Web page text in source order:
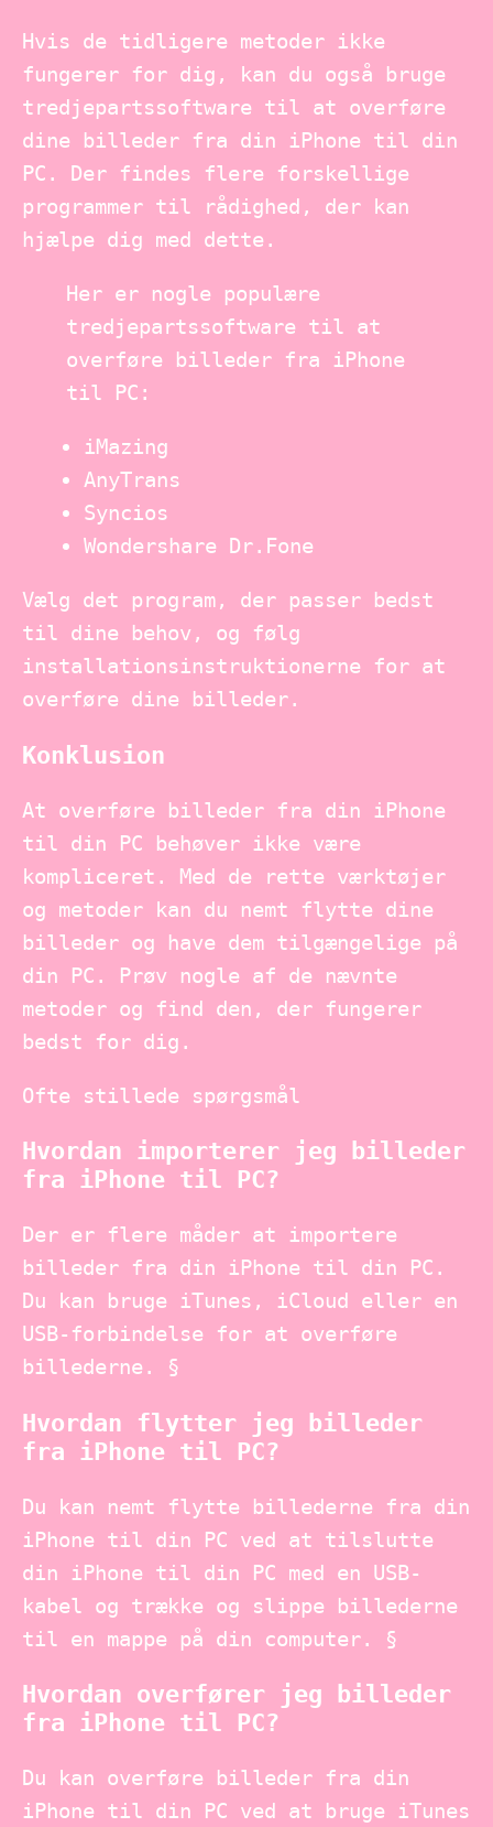
Hvis de tidligere metoder ikke
fungerer for dig, kan du også bruge
tredjepartssoftware til at overføre
dine billeder fra din iPhone til din
PC. Der findes flere forskellige
programmer til rådighed, der kan
hjælpe dig med dette.
Her er nogle populære
tredjepartssoftware til at
overføre billeder fra iPhone
til PC:
iMazing
AnyTrans
Syncios
Wondershare Dr.Fone
Vælg det program, der passer bedst
til dine behov, og følg
installationsinstruktionerne for at
overføre dine billeder.
Konklusion
At overføre billeder fra din iPhone
til din PC behøver ikke være
kompliceret. Med de rette værktøjer
og metoder kan du nemt flytte dine
billeder og have dem tilgængelige på
din PC. Prøv nogle af de nævnte
metoder og find den, der fungerer
bedst for dig.
Ofte stillede spørgsmål
Hvordan importerer jeg billeder
fra iPhone til PC?
Der er flere måder at importere
billeder fra din iPhone til din PC.
Du kan bruge iTunes, iCloud eller en
USB-forbindelse for at overføre
billederne. §
Hvordan flytter jeg billeder
fra iPhone til PC?
Du kan nemt flytte billederne fra din
iPhone til din PC ved at tilslutte
din iPhone til din PC med en USB-
kabel og trække og slippe billederne
til en mappe på din computer. §
Hvordan overfører jeg billeder
fra iPhone til PC?
Du kan overføre billeder fra din
iPhone til din PC ved at bruge iTunes